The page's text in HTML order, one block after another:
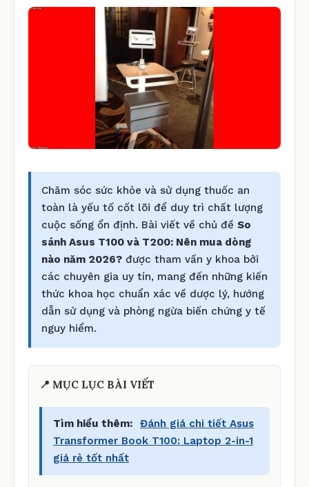
Chăm sóc sức khỏe và sử dụng thuốc an
toàn là yếu tố cốt lõi để duy trì chất lượng
cuộc sống ổn định. Bài viết về chủ đề So
sánh Asus T100 và T200: Nên mua dòng
nào năm 2026? được tham vấn y khoa bởi
các chuyên gia uy tín, mang đến những kiến
thức khoa học chuẩn xác về dược lý, hướng
dẫn sử dụng và phòng ngừa biến chứng y tế
nguy hiểm.
📍 MỤC LỤC BÀI VIẾT
Tìm hiểu thêm:
Đánh giá chi tiết Asus
Transformer Book T100: Laptop 2-in-1
giá rẻ tốt nhất